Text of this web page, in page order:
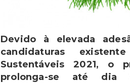
Devido à elevada
candidaturas
Sustentáveis 2021, o
prolonga-se até